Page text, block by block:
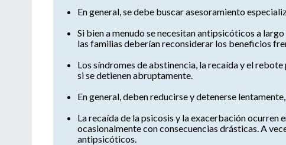
En general, se debe buscar asesoramiento
Si bien a menudo se necesitan antipsicóticos a
las familias deberían reconsiderar los beneficios
Los síndromes de abstinencia, la recaída y el
si se detienen abruptamente.
En general, deben reducirse y detenerse
La recaída de la psicosis y la exacerbación ocurren
ocasionalmente con consecuencias drásticas. A
antipsicóticos.